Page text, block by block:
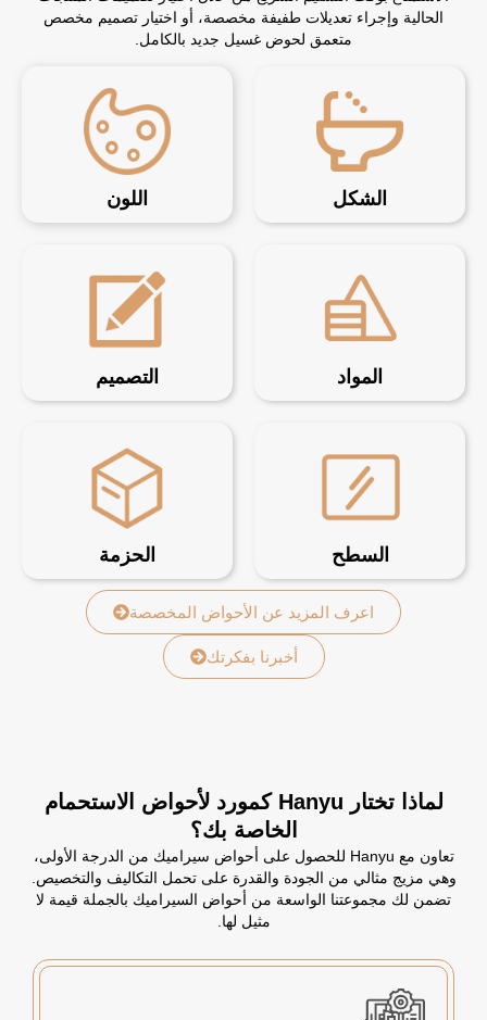
الحالية وإجراء تعديلات طفيفة مخصصة، أو اختيار تصميم مخصص
متعمق لحوض غسيل جديد بالكامل.
الشكل اللون
المواد التصميم
السطح الحزمة
اعرف المزيد عن الأحواض المخصصة
أخبرنا بفكرتك
لماذا تختار Hanyu كمورد لأحواض الاستحمام
الخاصة بك؟
تعاون مع Hanyu للحصول على أحواض سيراميك من الدرجة الأولى،
وهي مزيج مثالي من الجودة والقدرة على تحمل التكاليف والتخصيص.
تضمن لك مجموعتنا الواسعة من أحواض السيراميك بالجملة قيمة لا
مثيل لها.